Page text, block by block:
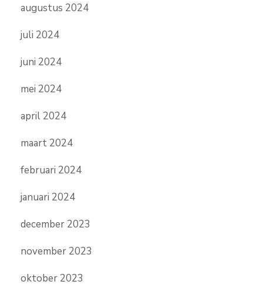
augustus 2024
juli 2024
juni 2024
mei 2024
april 2024
maart 2024
februari 2024
januari 2024
december 2023
november 2023
oktober 2023